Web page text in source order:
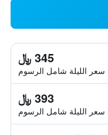
345 ﷼
سعر الليلة شامل الرسوم
393 ﷼
سعر الليلة شامل الرسوم